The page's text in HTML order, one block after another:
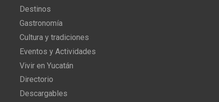
Destinos
Gastronomía
Cultura y tradiciones
Eventos y Actividades
Vivir en Yucatán
Directorio
Descargables